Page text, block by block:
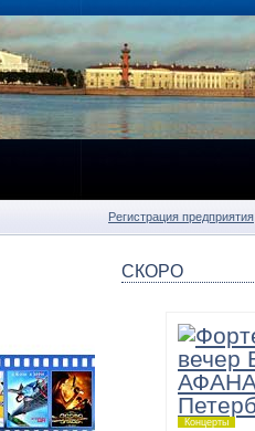
Регистрация предприятия
СКОРО
Концерты